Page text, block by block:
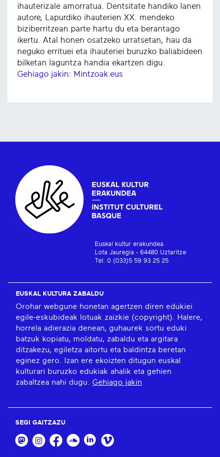
ihauterizale amorratua. Dentsitate handiko lanen
autore, Lapurdiko ihauterien XX. mendeko
biziberritzean parte hartu du eta berantago
ikertu. Atal honen osatzeko urratsetan, hau da
neguko errituei eta ihauteriei buruzko baliabideen
bilketan laguntza handia ekartzen digu.
Gehiago jakin: Mintzoak.eus
Euskal kultur erakundea
Lota Jauregia - 64480 Uztaritze
Tel: 0 (033)5 59 93 25 25
EUSKAL KULTURA ZABALDU
Orohar webgune honetan agertzen diren edukiei
egile-eskubideak lotuak zaizkie (copyright). Halere,
horrela adierazia denean, guhaurek sortu eduki
batzuk kopiatu, moldatu, zabaldu eta argitara
ditzakezu, egiletza aitortu eta baldintza beretan
eginez gero. Izan ere ekoizten ditugun euskal
kulturari buruzko edukiak ahalik eta gehien
zabaltzea nahi dugu. Gehiago jakin
SEGI GAITZAZU